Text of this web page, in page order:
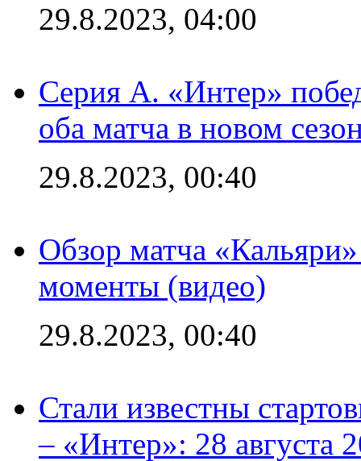
29.8.2023, 04:00
Серия А. «Интер»
оба матча в новом
29.8.2023, 00:40
Обзор матча
моменты (видео)
29.8.2023, 00:40
Стали известны
– «Интер»: 28 августа